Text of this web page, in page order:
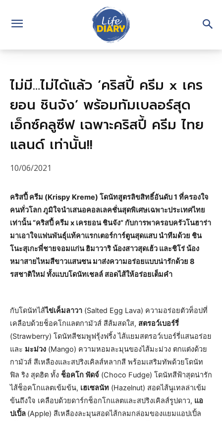
ไม่มี…ไม่ได้แล้ว ‘คริสปี้ ครีม x เคร
ยอน ชินจัง’ พร้อมทัมเบลอร์สุด
เอ็กซ์คลูซีฟ เฉพาะคริสปี้ ครีม ไทย
แลนด์ เท่านั้น!!
10/06/2021
คริสปี้ ครีม (Krispy Kreme) โดนัทสูตรลิขสิทธิ์อันดับ 1 ที่ครองใจ
คนทั่วโลก ภูมิใจนำเสนอคอลเลคชั่นสุดพิเศษเฉพาะประเทศไทย
เท่านั้น “คริสปี้ ครีม x เครยอน ชินจัง” กับการพาครอบครัวโนฮาร่า
มาเอาใจแฟนพันธุ์แท้คาแรกเตอร์การ์ตูนสุดแสบ นำทีมด้วย ชิน
โนะสุเกะพี่ชายจอมแก่น ฮิมาวาริ น้องสาวสุดเฮ้ว และชิโร่ น้อง
หมาสายไหมสีขาวแสนซน มาส่งความอร่อยแบบน่ารักด้วย 8
รสชาติใหม่ ทั้งแบบโดนัทเชลล์ สอดไส้ให้อร่อยเต็มคำ
กับโดนัทไส้ไข่เค็มลาวา (Salted Egg Lava) ความอร่อยตัวท็อปที่
เคลือบด้วยช็อคโกแลตกามัวส์ สีส้มสดใส, สตรอว์เบอร์รี่
(Strawberry) โดนัทสีชมพูฟรุ้งฟริ้ง ไส้แยมสตรอว์เบอร์รี่แสนอร่อย
และ มะม่วง (Mango) ความหอมละมุนของไส้มะม่วง ตกแต่งด้วย
กามัวส์ สีเหลืองและสปริงเคิลส์หลากสี พร้อมเสริมทัพด้วยโดนัท
ฟิล ริง สุดฮิต ทั้ง ช็อคโก ฟัดจ์ (Choco Fudge) โดนัทสีฟ้าสุดน่ารัก
ไส้ช็อคโกแลตเข้มข้น, เฮเซลนัท (Hazelnut) สอดไส้นูเทลล่าเข้ม
ข้นถึงใจ เคลือบด้วยดาร์กช็อกโกแลตและสปริงเคิลส์รูปดาว, แอ
ปเปิ้ล (Apple) สีเหลืองละมุนสอดไส้กลมกล่อมของแยมแอปเปิ้ล